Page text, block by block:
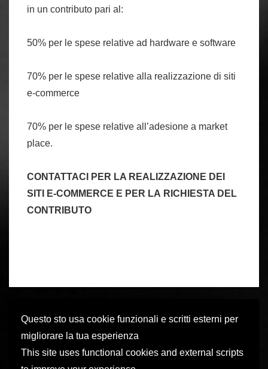
Questo sto usa cookie funzionali e scritti esterni per
migliorare la tua esperienza
This site uses functional cookies and external scripts
in un contributo pari al:
50% per le spese relative ad hardware e software
70% per le spese relative alla realizzazione di siti
e-commerce
70% per le spese relative all’adesione a market
place.
CONTATTACI PER LA REALIZZAZIONE DEI
SITI E-COMMERCE E PER LA RICHIESTA DEL
CONTRIBUTO
Navigazione
articoli
‹ Web design: White is the new black